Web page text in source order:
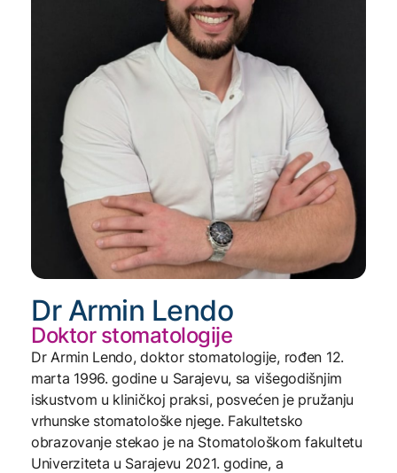
Dr Armin Lendo
Doktor stomatologije
Dr Armin Lendo, doktor stomatologije, rođen 12.
marta 1996. godine u Sarajevu, sa višegodišnjim
iskustvom u kliničkoj praksi, posvećen je pružanju
vrhunske stomatološke njege. Fakultetsko
obrazovanje stekao je na Stomatološkom fakultetu
Univerziteta u Sarajevu 2021. godine, a